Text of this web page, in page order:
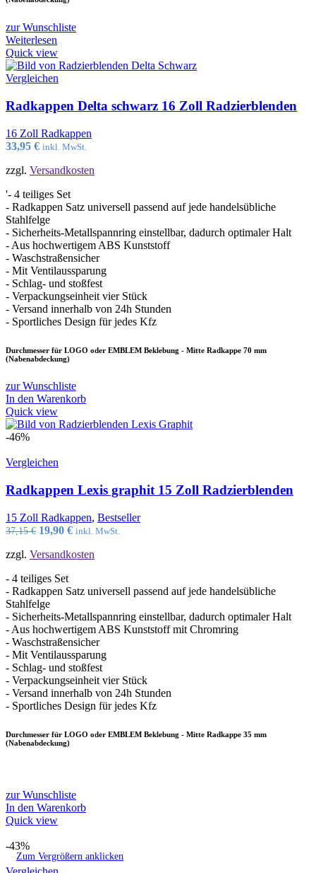
Zum Vergrößern anklicken
zur Wunschliste
Weiterlesen
Quick view
Vergleichen
Radkappen Delta schwarz 16 Zoll Radzierblenden
16 Zoll Radkappen
33,95 € inkl. MwSt.
zzgl. Versandkosten
'- 4 teiliges Set
- Radkappen Satz universell passend auf jede handelsübliche
Stahlfelge
- Sicherheits-Metallspannring einstellbar, dadurch optimaler Halt
- Aus hochwertigem ABS Kunststoff
- Waschstraßensicher
- Mit Ventilaussparung
- Schlag- und stoßfest
- Verpackungseinheit vier Stück
- Versand innerhalb von 24h Stunden
- Sportliches Design für jedes Kfz
Durchmesser für LOGO oder EMBLEM Beklebung - Mitte Radkappe 70 mm
(Nabenabdeckung)
zur Wunschliste
In den Warenkorb
Quick view
-46%
Vergleichen
Radkappen Lexis graphit 15 Zoll Radzierblenden
15 Zoll Radkappen, Bestseller
37,15€ Ursprünglicher
war:
19,90 €Aktueller
ist:
inkl. MwSt.
zzgl. Versandkosten
- 4 teiliges Set
- Radkappen Satz universell passend auf jede handelsübliche
Stahlfelge
- Sicherheits-Metallspannring einstellbar, dadurch optimaler Halt
- Aus hochwertigem ABS Kunststoff mit Chromring
- Waschstraßensicher
- Mit Ventilaussparung
- Schlag- und stoßfest
- Verpackungseinheit vier Stück
- Versand innerhalb von 24h Stunden
- Sportliches Design für jedes Kfz
Durchmesser für LOGO oder EMBLEM Beklebung - Mitte Radkappe 35 mm
(Nabenabdeckung)
zur Wunschliste
In den Warenkorb
Quick view
-43%